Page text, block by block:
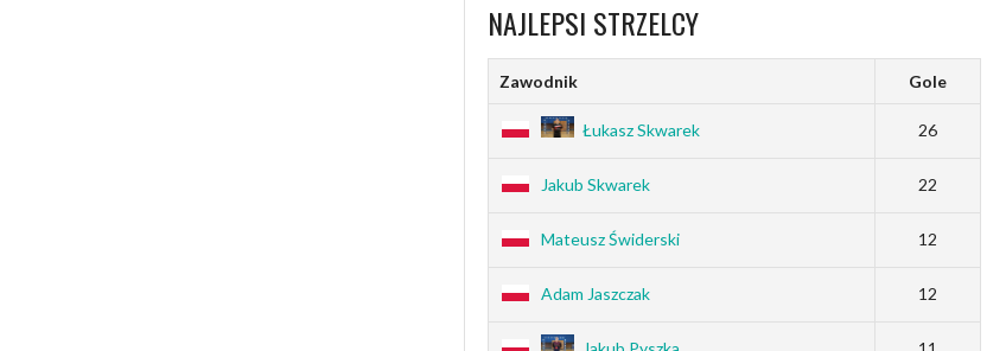
NAJLEPSI STRZELCY
Zawodnik Gole
Łukasz Skwarek 26
Jakub Skwarek 22
Mateusz Świderski 12
Adam Jaszczak 12